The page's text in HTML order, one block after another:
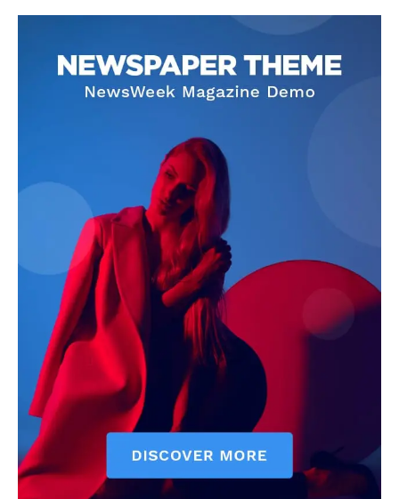
AIN NEWS 1
Contact Us
Privacy Policy
Terms of Use Agreement
Facebook
X WhatsApp
Share